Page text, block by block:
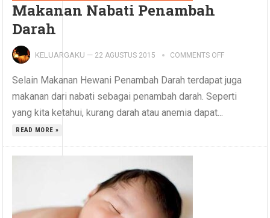
Makanan Nabati Penambah
Darah
KELUARGAKU — 22 AGUSTUS 2015 COMMENTS OFF
Selain Makanan Hewani Penambah Darah terdapat juga
makanan dari nabati sebagai penambah darah. Seperti
yang kita ketahui, kurang darah atau anemia dapat...
READ MORE »